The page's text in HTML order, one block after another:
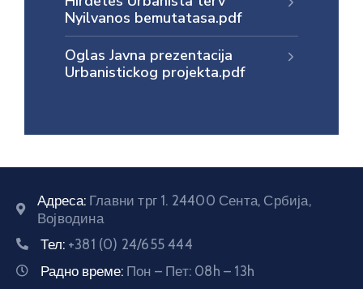
Информатор
Nyilvanos bemutatasa.pdf
Oglas Javna prezentacija
Urbanistickog projekta.pdf
Адреса: Главни трг 1. 24400 Сента, Србија,
Војводина
Тел: +381 (0) 24/655 444
Радно време: Пон – Пет: 08h – 13h